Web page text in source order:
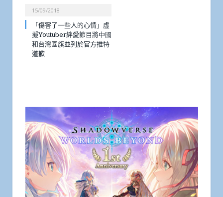
15/09/2018
「傷害了一些人的心情」虛
擬Youtuber絆愛節目將中國
和台灣國旗並列於官方推特
道歉